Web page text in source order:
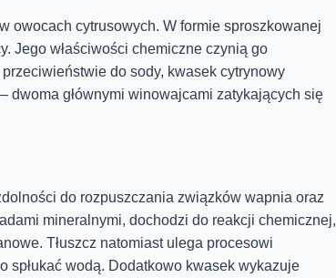
owocach cytrusowych. W formie sproszkowanej
Jego właściwości chemiczne czynią go
do sody, kwasek cytrynowy
dwoma głównymi winowajcami zatykających się
do rozpuszczania związków wapnia oraz
mineralnymi, dochodzi do reakcji chemicznej,
Tłuszcz natomiast ulega procesowi
spłukać wodą. Dodatkowo kwasek wykazuje